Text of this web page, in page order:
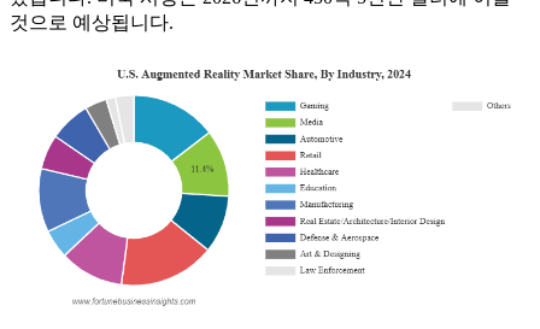
것으로 예상됩니다.